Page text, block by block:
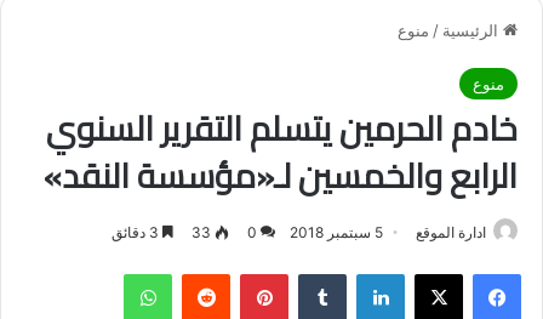
الرئيسية / منوع
منوع
خادم الحرمين يتسلم التقرير السنوي
الرابع والخمسين لـ«مؤسسة النقد»
ادارة الموقع 5 سبتمبر 2018 0
33
فيسبوك لينكدإن بينتيريست